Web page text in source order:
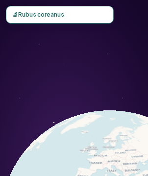
Carte d'observation du Rubus
🔬Rubus coreanus